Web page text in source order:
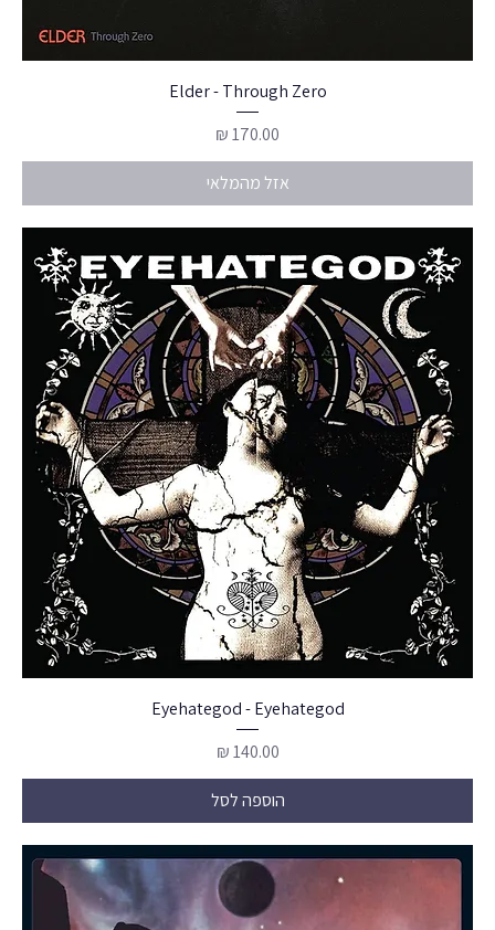
Elder - Through Zero
מחיר
אזל מהמלאי
Eyehategod - Eyehategod
מחיר
הוספה לסל